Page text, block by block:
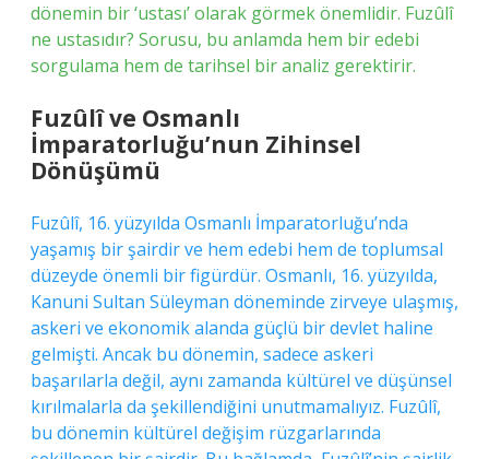
dönemin bir ‘ustası’ olarak görmek önemlidir. Fuzûlî
ne ustasıdır? Sorusu, bu anlamda hem bir edebi
sorgulama hem de tarihsel bir analiz gerektirir.
Fuzûlî ve Osmanlı
İmparatorluğu’nun Zihinsel
Dönüşümü
Fuzûlî, 16. yüzyılda Osmanlı İmparatorluğu’nda
yaşamış bir şairdir ve hem edebi hem de toplumsal
düzeyde önemli bir figürdür. Osmanlı, 16. yüzyılda,
Kanuni Sultan Süleyman döneminde zirveye ulaşmış,
askeri ve ekonomik alanda güçlü bir devlet haline
gelmişti. Ancak bu dönemin, sadece askeri
başarılarla değil, aynı zamanda kültürel ve düşünsel
kırılmalarla da şekillendiğini unutmamalıyız. Fuzûlî,
bu dönemin kültürel değişim rüzgarlarında